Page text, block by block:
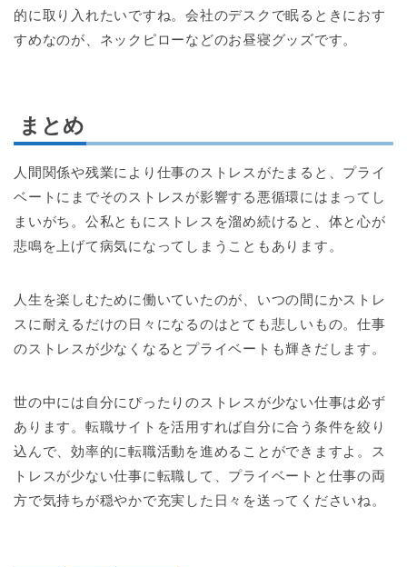
的に取り入れたいですね。会社のデスクで眠るときにおす
すめなのが、ネックピローなどのお昼寝グッズです。
まとめ
人間関係や残業により仕事のストレスがたまると、プライ
ベートにまでそのストレスが影響する悪循環にはまってし
まいがち。公私ともにストレスを溜め続けると、体と心が
悲鳴を上げて病気になってしまうこともあります。
人生を楽しむために働いていたのが、いつの間にかストレ
スに耐えるだけの日々になるのはとても悲しいもの。仕事
のストレスが少なくなるとプライベートも輝きだします。
世の中には自分にぴったりのストレスが少ない仕事は必ず
あります。転職サイトを活用すれば自分に合う条件を絞り
込んで、効率的に転職活動を進めることができますよ。ス
トレスが少ない仕事に転職して、プライベートと仕事の両
方で気持ちが穏やかで充実した日々を送ってくださいね。